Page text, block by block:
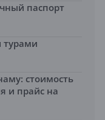
паспорт
турами
стоимость
и прайс на